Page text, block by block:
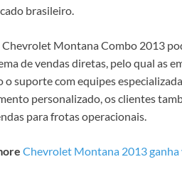
brasileiro.
Chevrolet Montana Combo 2013
de vendas diretas, pelo qual as
o suporte com equipes
personalizado, os clientes
para frotas operacionais.
Chevrolet Montana 2013 ganha